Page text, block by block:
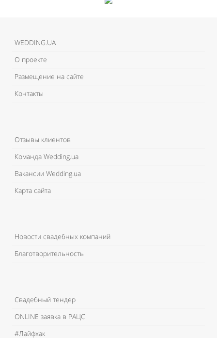
WEDDING.UA
О проекте
Размещение на сайте
Контакты
Отзывы клиентов
Команда Wedding.ua
Вакансии Wedding.ua
Карта сайта
Новости свадебных компаний
Благотворительность
Свадебный тендер
ONLINE заявка в РАЦС
#Лайфхак